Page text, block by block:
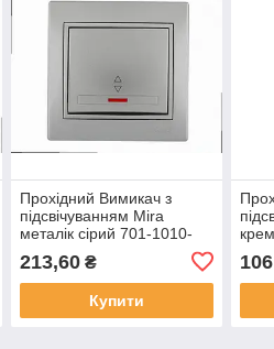
Прохідний Вимикач з
підсвічуванням Mira
металік сірий 701-1010-
213,60₴
Купити